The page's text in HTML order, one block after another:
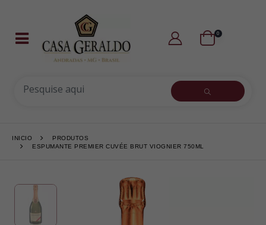
0
INICIO
PRODUTOS
ESPUMANTE PREMIER CUVÉE BRUT VIOGNIER 750ML